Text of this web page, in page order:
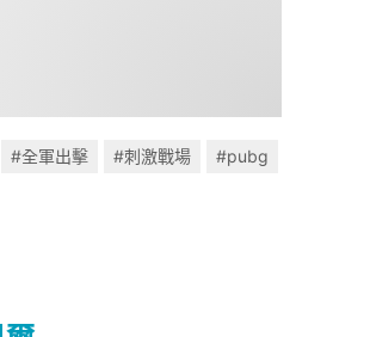
#全軍出擊 #刺激戰場 #pubg